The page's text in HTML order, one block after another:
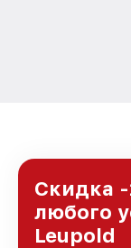
Скидка
любого
Leupold